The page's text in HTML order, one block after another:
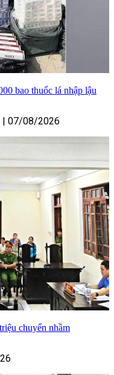
bao thuốc lá nhập lậu
07/08/2026
chuyển nhầm